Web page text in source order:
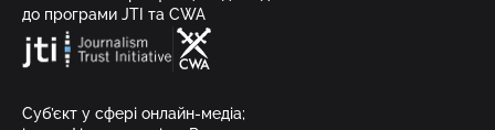
до програми JTI та CWA
Суб’єкт у сфері онлайн-медіа;